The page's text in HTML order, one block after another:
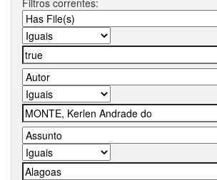
Filtros correntes: